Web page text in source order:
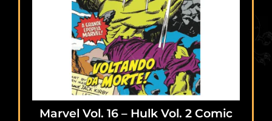
Marvel Vol. 16 – Hulk Vol. 2 Comic